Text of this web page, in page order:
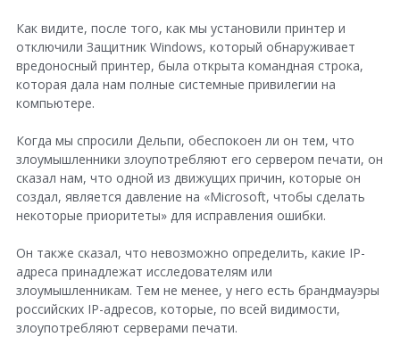
Как видите, после того, как мы установили принтер и
отключили Защитник Windows, который обнаруживает
вредоносный принтер, была открыта командная строка,
которая дала нам полные системные привилегии на
компьютере.
Когда мы спросили Дельпи, обеспокоен ли он тем, что
злоумышленники злоупотребляют его сервером печати, он
сказал нам, что одной из движущих причин, которые он
создал, является давление на «Microsoft, чтобы сделать
некоторые приоритеты» для исправления ошибки.
Он также сказал, что невозможно определить, какие IP-
адреса принадлежат исследователям или
злоумышленникам. Тем не менее, у него есть брандмауэры
российских IP-адресов, которые, по всей видимости,
злоупотребляют серверами печати.